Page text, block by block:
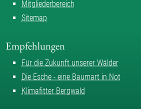
Mitgliederbereich
Sitemap
Empfehlungen
Für die Zukunft unserer Wälder
Die Esche - eine Baumart in Not
Klimafitter Bergwald